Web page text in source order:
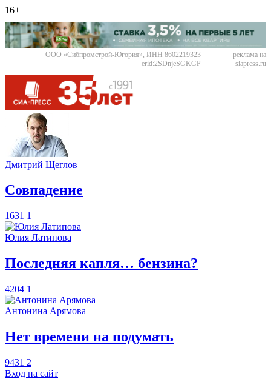
16+
ООО «Сибпромстрой-Югория», ИНН 8602219323
erid:2SDnjeSGKGP
реклама на
siapress.ru
Дмитрий Щеглов
​Совпадение
1631 1
Юлия Латипова
​Последняя капля… бензина?
4204 1
Антонина Арямова
​Нет времени на подумать
9431 2
Вход на сайт